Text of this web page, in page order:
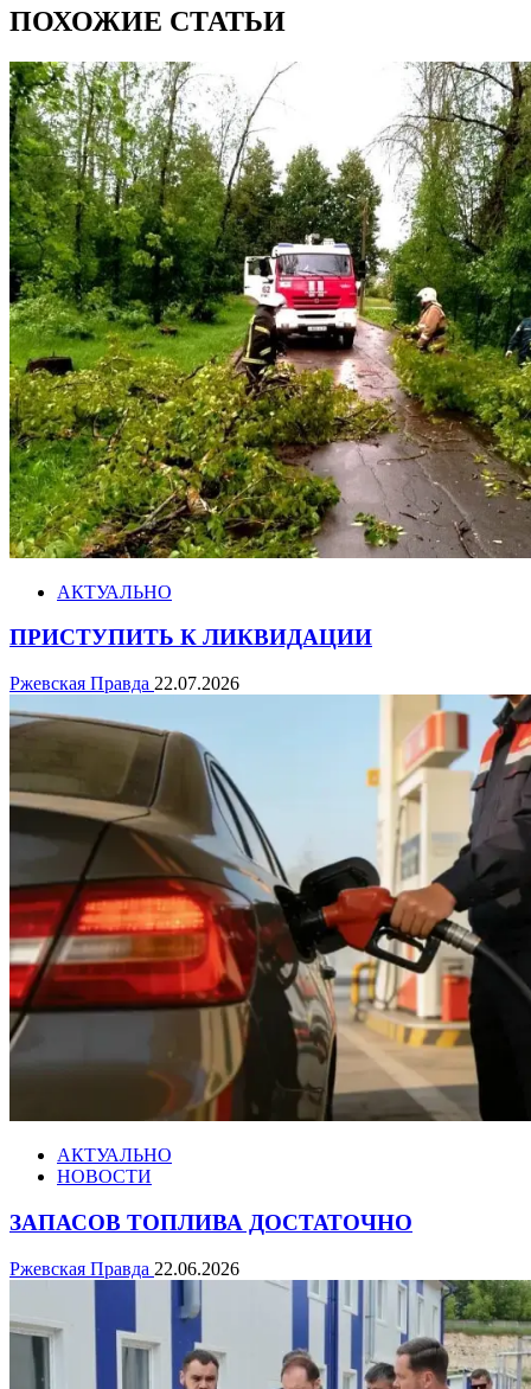
ПОХОЖИЕ СТАТЬИ
АКТУАЛЬНО
ПРИСТУПИТЬ К ЛИКВИДАЦИИ
Ржевская Правда 22.07.2026
АКТУАЛЬНО
НОВОСТИ
ЗАПАСОВ ТОПЛИВА ДОСТАТОЧНО
Ржевская Правда 22.06.2026